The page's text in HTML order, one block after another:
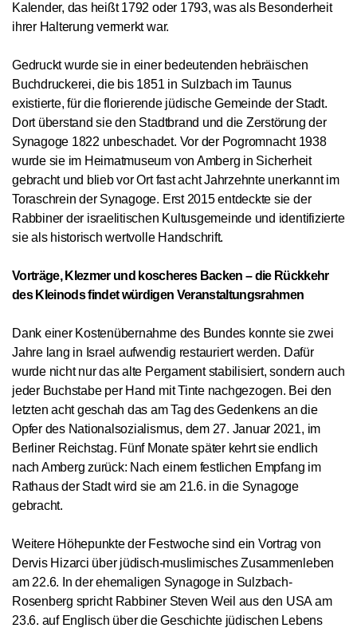
Kalender, das heißt 1792 oder 1793, was als Besonderheit
ihrer Halterung vermerkt war.
Gedruckt wurde sie in einer bedeutenden hebräischen
Buchdruckerei, die bis 1851 in Sulzbach im Taunus
existierte, für die florierende jüdische Gemeinde der Stadt.
Dort überstand sie den Stadtbrand und die Zerstörung der
Synagoge 1822 unbeschadet. Vor der Pogromnacht 1938
wurde sie im Heimatmuseum von Amberg in Sicherheit
gebracht und blieb vor Ort fast acht Jahrzehnte unerkannt im
Toraschrein der Synagoge. Erst 2015 entdeckte sie der
Rabbiner der israelitischen Kultusgemeinde und identifizierte
sie als historisch wertvolle Handschrift.
Vorträge, Klezmer und koscheres Backen – die Rückkehr
des Kleinods findet würdigen Veranstaltungsrahmen
Dank einer Kostenübernahme des Bundes konnte sie zwei
Jahre lang in Israel aufwendig restauriert werden. Dafür
wurde nicht nur das alte Pergament stabilisiert, sondern auch
jeder Buchstabe per Hand mit Tinte nachgezogen. Bei den
letzten acht geschah das amTag des Gedenkens an die
Opfer des Nationalsozialismus, dem 27. Januar 2021, im
Berliner Reichstag. Fünf Monate später kehrt sie endlich
nach Amberg zurück: Nach einem festlichen Empfang im
Rathausder Stadtwird sie am 21.6. in die Synagoge
gebracht.
Weitere Höhepunkteder Festwochesind ein Vortrag von
Dervis Hizarci über jüdisch-muslimisches Zusammenleben
am 22.6. n der ehemaligen Synagoge in Sulzbach-
Rosenberg spricht Rabbiner Steven Weil aus den USAam
23.6. auf Englisch über dieGeschichte jüdischen Lebens